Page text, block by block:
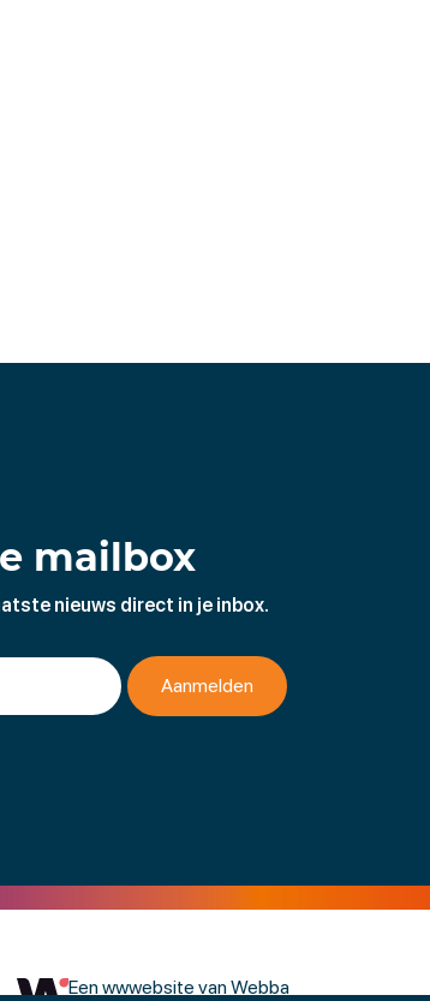
mailbox
nieuws direct in je inbox.
Een wwwebsite van Webba